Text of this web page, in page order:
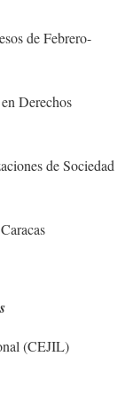
de Febrero-
Derechos
de Sociedad
(CEJIL)